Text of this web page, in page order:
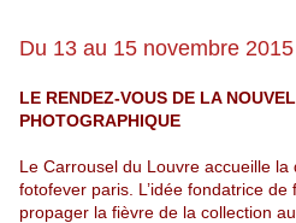
Du 13 au 15 novembre 2015
LE RENDEZ-VOUS DE LA
PHOTOGRAPHIQUE
Le Carrousel du Louvre accueille
fotofever paris. L’idée fondatrice
propager la fièvre de la collection